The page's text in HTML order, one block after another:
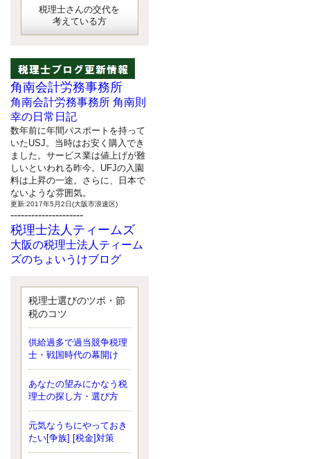
税理士さんの交代を
考えている方
角南会計労務事務所
角南会計労務事務所 角南則
幸の日常日記
数年前に年間パスポートを持って
いたUSJ。当時はお安く購入でき
ました。サービス業は値上げが難
しいといわれる昨今。UFJの入園
料は上昇の一途。さらに、日本で
ないような雰囲気。
更新:2017年5月2日(大阪市浪速区)
---------------------
税理士法人ティームズ
大阪の税理士法人ティーム
ズのちょいうけブログ
なったことに気付いた、税理士の
北井です。寂しいです。 先日、テ
ィームズイベントとしてバーベキ
ップしようと思いましたが、そこ
はセンスある後のブロガーに任せ
ようと思います。
更新:2017年5月1日(大阪市北区)
---------------------
サクセス会計事務所
サクセス税理士のお役立ち
ブログ
平成２７年１月１日以降開始の相
続より、相続税の基礎控除額（相
税理士選びのツボ・節
税のコツ
供給過多で過当競争税理
士・戦国時代の幕開け
あなたの望みにかなう税
理士の探し方・選び方
元気なうちにやっておき
たい[争族] [税金]対策